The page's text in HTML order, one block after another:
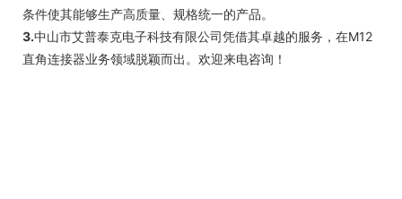
条件使其能够生产高质量、规格统一的产品。
3.中山市艾普泰克电子科技有限公司凭借其卓越的服务，在M12
直角连接器业务领域脱颖而出。欢迎来电咨询！